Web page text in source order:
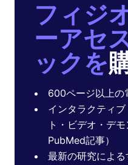
フィジ
ーアセ
ックを
600ページ以上の
インタラクティ
ト・ビデオ・デ
PubMed記事）
最新の研究によ